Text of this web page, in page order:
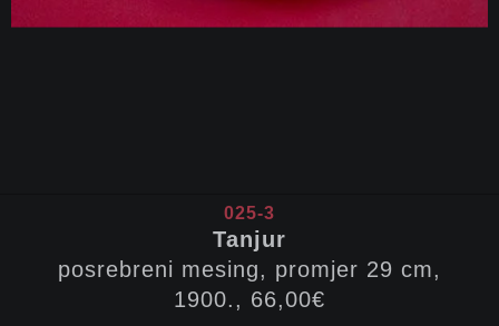
025-3
Tanjur
posrebreni mesing, promjer 29 cm,
1900., 66,00€